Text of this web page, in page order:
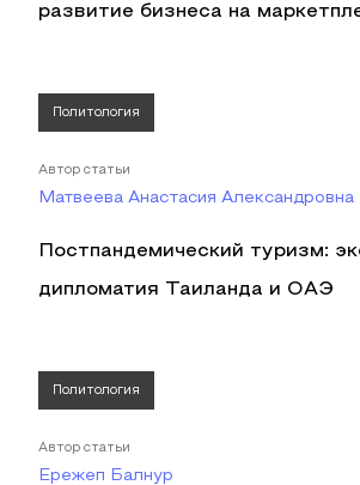
развитие бизнеса на
Политология
Автор статьи
Матвеева Анастасия Александровна
Постпандемический туризм:
дипломатия Таиланда и ОАЭ
Политология
Автор статьи
Ережеп Балнур